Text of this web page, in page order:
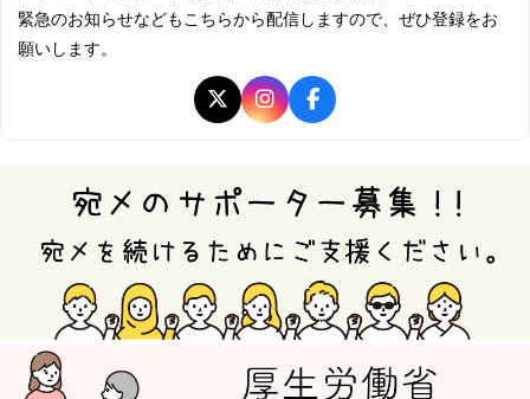
緊急のお知らせなどもこちらから配信しますので、ぜひ登録をお
願いします。